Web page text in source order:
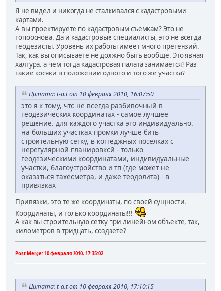
Я не видел и никогда не сталкивался с кадастровыми
картами.
А вы проектируете по кадастровым съёмкам? Это не
топооснова. Да и кадастровые специалисты, это не всегда
геодезисты. Уровень их работы имеет много претензий.
Так, как вы описываете не должно быть вообще. Это явная
халтура. а чем тогда кадастровая палата занимается? Раз
такие косяки в положении одного и того же участка?
Цитата: t-a.t от 10 февраля 2010, 16:07:50
это я к тому, что не всегда разбивочный в
геодезических координатах - самое лучшее
решение. для каждого участка это индивидуально.
на больших участках промки лучше бить
строительную сетку, в коттеджных поселках с
нерегулярной планировкой - только
геодезическими координатами, индивидуальные
участки, благоустройство и тп (где может не
оказаться тахеометра, и даже теодолита) - в
привязках
Привязки, это те же координаты, по своей сущности.
Координаты, и только координаты!!!
А как вы строительную сетку при линейном объекте, так,
километров в тридцать, создаёте?
Post Merge: 10 февраля 2010, 17:35:02
Цитата: t-a.t от 10 февраля 2010, 17:10:15